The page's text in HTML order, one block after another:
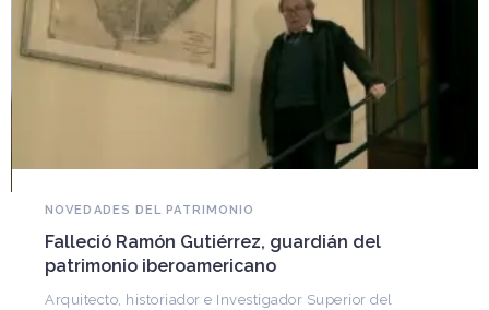
NOVEDADES DEL PATRIMONIO
Falleció Ramón Gutiérrez, guardián del
patrimonio iberoamericano
Arquitecto, historiador e Investigador Superior del